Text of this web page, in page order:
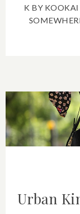
K BY KOOKAI
Urban